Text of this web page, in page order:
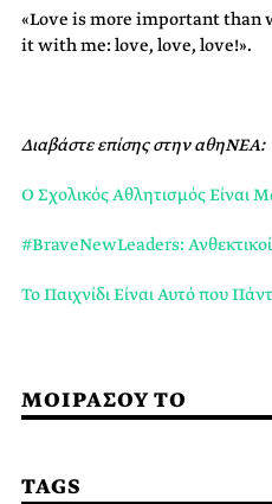
«Love is more important than
it with me: love, love, love!».
Διαβάστε επίσης στην αθηΝΕΑ:
Ο Σχολικός Αθλητισμός Είναι
#BraveNewLeaders:
Το Παιχνίδι Είναι Αυτό που
ΜΟΙΡΑΣΟΥ ΤΟ
TAGS